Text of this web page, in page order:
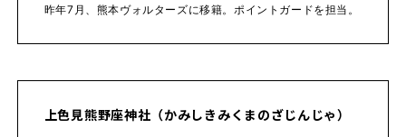
昨年7月、熊本ヴォルターズに移籍。ポイントガードを担当。
上色見熊野座神社（かみしきみくまのざじんじゃ）